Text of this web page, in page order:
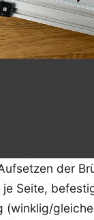
der
je Seite,
(winklig/